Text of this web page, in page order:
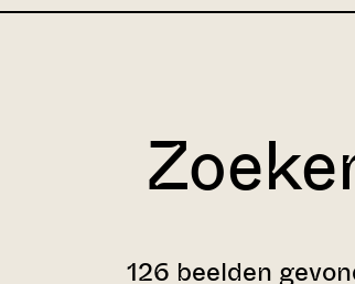
126 beelden